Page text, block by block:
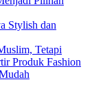
Stylish dan
Tetapi
Produk Fashion